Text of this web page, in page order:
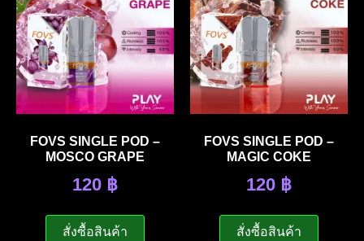
FOVS SINGLE POD –
MOSCO GRAPE
120 ฿
สั่งซื้อสินค้า
FOVS SINGLE POD –
MAGIC COKE
120 ฿
สั่งซื้อสินค้า